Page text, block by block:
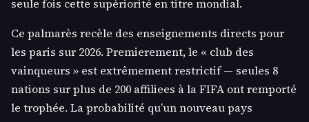
seule fois cette supériorité en titre mondial.
Ce palmarès recèle des enseignements directs pour
les paris sur 2026. Premierement, le « club des
vainqueurs » est extrêmement restrictif — seules 8
nations sur plus de 200 affiliees à la FIFA ont remporté
le trophée. La probabilité qu’un nouveau pays